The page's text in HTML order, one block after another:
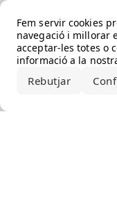
Fem servir cookies
navegació i millorar
acceptar-les totes o
informació a la
Rebutjar
Error